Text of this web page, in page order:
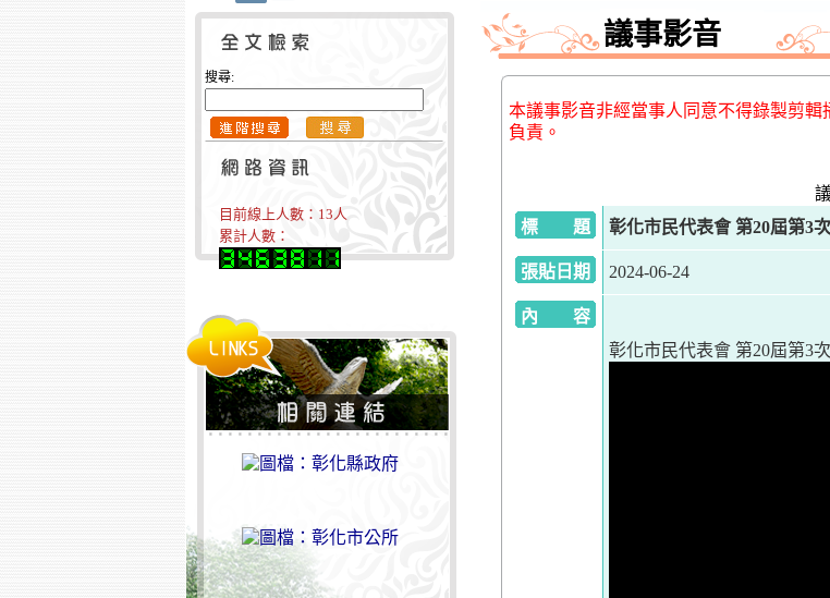
搜尋:
目前線上人數： 13人
累計人數：
議事影音
本議事影音非經當事人同意不得錄製剪
負責。
標 題
彰化市民代表會 第20屆第3
張貼日期 2024-06-24
內 容
彰化市民代表會 第20屆第3